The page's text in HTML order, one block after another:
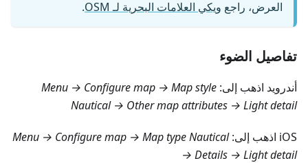
العرض، راجع ويكي العلامات البحرية لـ OSM .
تفاصيل الضوء
أندرويد اذهب إلى: Menu → Configure map → Map style
Nautical → Other map attributes → Light detail
iOS اذهب إلى:
Menu → Configure map → Map type Nautical
→ Details → Light detail